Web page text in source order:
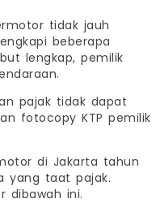
tidak jauh
beberapa
lengkap, pemilik
pajak tidak dapat
fotocopy KTP pemilik
di Jakarta tahun
yang taat pajak.
dibawah ini.